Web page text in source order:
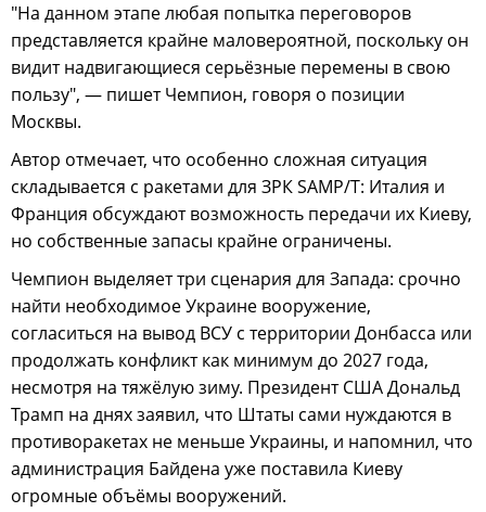
"На данном этапе любая попытка переговоров
представляется крайне маловероятной, поскольку он
видит надвигающиеся серьёзные перемены в свою
пользу", — пишет Чемпион, говоря о позиции
Москвы.
Автор отмечает, что особенно сложная ситуация
складывается с ракетами для ЗРК SAMP/T: Италия и
Франция обсуждают возможность передачи их Киеву,
но собственные запасы крайне ограничены.
Чемпион выделяет три сценария для Запада: срочно
найти необходимое Украине вооружение,
согласиться на вывод ВСУ с территории Донбасса или
продолжать конфликт как минимум до 2027 года,
несмотря на тяжёлую зиму. Президент США Дональд
Трамп на днях заявил, что Штаты сами нуждаются в
противоракетах не меньше Украины, и напомнил, что
администрация Байдена уже поставила Киеву
огромные объёмы вооружений.